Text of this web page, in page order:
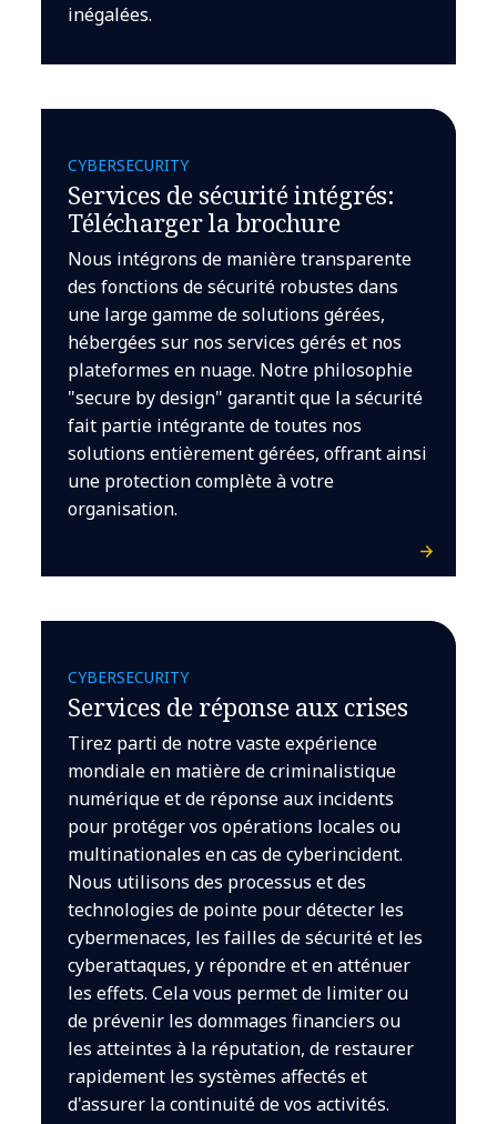
inégalées.
CYBERSECURITY
Services de sécurité intégrés:
Télécharger la brochure
Nous intégrons de manière transparente
des fonctions de sécurité robustes dans
une large gamme de solutions gérées,
hébergées sur nos services gérés et nos
plateformes en nuage. Notre philosophie
"secure by design" garantit que la sécurité
fait partie intégrante de toutes nos
solutions entièrement gérées, offrant ainsi
une protection complète à votre
organisation.
CYBERSECURITY
Services de réponse aux crises
Tirez parti de notre vaste expérience
mondiale en matière de criminalistique
numérique et de réponse aux incidents
pour protéger vos opérations locales ou
multinationales en cas de cyberincident.
Nous utilisons des processus et des
technologies de pointe pour détecter les
cybermenaces, les failles de sécurité et les
cyberattaques, y répondre et en atténuer
les effets. Cela vous permet de limiter ou
de prévenir les dommages financiers ou
les atteintes à la réputation, de restaurer
rapidement les systèmes affectés et
d'assurer la continuité de vos activités.